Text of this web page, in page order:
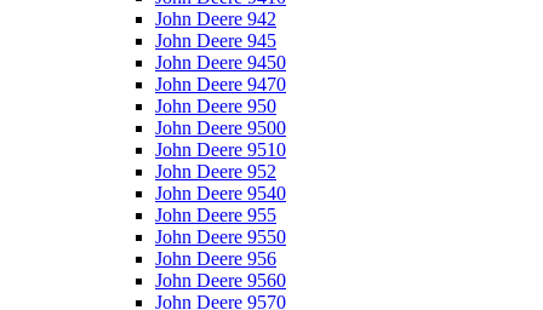
John Deere 942
John Deere 945
John Deere 9450
John Deere 9470
John Deere 950
John Deere 9500
John Deere 9510
John Deere 952
John Deere 9540
John Deere 955
John Deere 9550
John Deere 956
John Deere 9560
John Deere 9570